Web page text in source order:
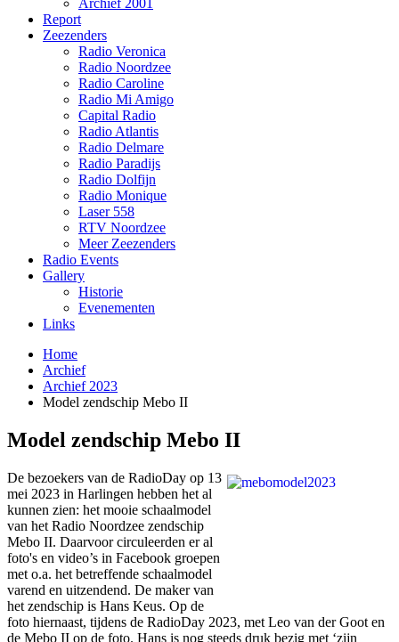
Archief 2001
Report
Zeezenders
Radio Veronica
Radio Noordzee
Radio Caroline
Radio Mi Amigo
Capital Radio
Radio Atlantis
Radio Delmare
Radio Paradijs
Radio Dolfijn
Radio Monique
Laser 558
RTV Noordzee
Meer Zeezenders
Radio Events
Gallery
Historie
Evenementen
Links
Home
Archief
Archief 2023
Model zendschip Mebo II
Model zendschip Mebo II
De bezoekers van de RadioDay op 13
mei 2023 in Harlingen hebben het al
kunnen zien: het mooie schaalmodel
van het Radio Noordzee zendschip
Mebo II. Daarvoor circuleerden er al
foto's en video’s in Facebook groepen
met o.a. het betreffende schaalmodel
varend en uitzendend. De maker van
het zendschip is Hans Keus. Op de
foto hiernaast, tijdens de RadioDay 2023, met Leo van der Goot en
de Mebo II op de foto. Hans is nog steeds druk bezig met ‘zijn